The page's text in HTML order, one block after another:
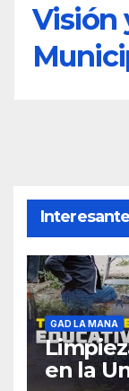
Visión
Interesante
GAD LA MANA
en la